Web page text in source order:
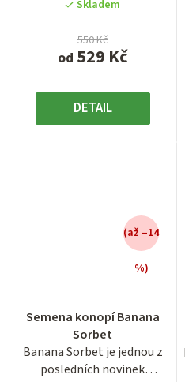
Skladem
od 529 Kč
550 Kč
DETAIL
hvězdiček.
Semena konopí Banana
Sorbet
Banana Sorbet je jednou z
posledních novinek
(až –14
%)
produktu
je
4,4
z